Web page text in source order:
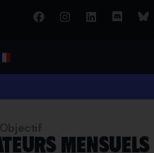
mensuels